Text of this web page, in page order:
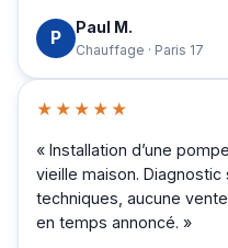
P Paul M.
Chauffage · Paris 17
★★★★★
« Installation d’une
vieille maison.
techniques, aucune
en temps annoncé. »